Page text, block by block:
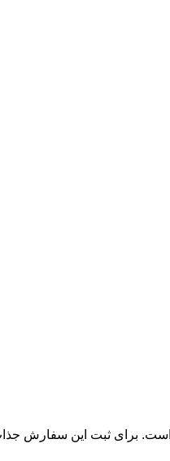
است. برای ثبت این سفارش